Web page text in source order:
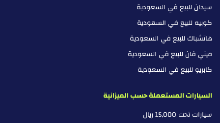
سيدان للبيع في السعودية
كوبيه للبيع في السعودية
هاتشباك للبيع في السعودية
ميني فان للبيع في السعودية
كابريو للبيع في السعودية
السيارات المستعملة حسب الميزانية
سيارات تحت 15,000 ريال